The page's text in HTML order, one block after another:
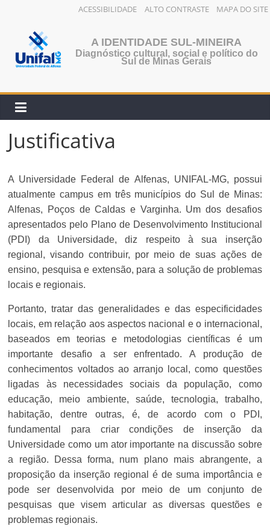
ACESSIBILIDADE ALTO CONTRASTE MAPA DO SITE
conteúdo
A IDENTIDADE SUL-MINEIRA
Diagnóstico cultural, social e político do
Sul de Minas Gerais
Justificativa
A Universidade Federal de Alfenas, UNIFAL-MG, possui
atualmente campus em três municípios do Sul de Minas:
Alfenas, Poços de Caldas e Varginha. Um dos desafios
apresentados pelo Plano de Desenvolvimento Institucional
(PDI) da Universidade, diz respeito à sua inserção
regional, visando contribuir, por meio de suas ações de
ensino, pesquisa e extensão, para a solução de problemas
locais e regionais.
Portanto, tratar das generalidades e das especificidades
locais, em relação aos aspectos nacional e o internacional,
baseados em teorias e metodologias científicas é um
importante desafio a ser enfrentado. A produção de
conhecimentos voltados ao arranjo local, como questões
ligadas às necessidades sociais da população, como
educação, meio ambiente, saúde, tecnologia, trabalho,
habitação, dentre outras, é, de acordo com o PDI,
fundamental para criar condições de inserção da
Universidade como um ator importante na discussão sobre
a região. Dessa forma, num plano mais abrangente, a
proposição da inserção regional é de suma importância e
pode ser desenvolvida por meio de um conjunto de
pesquisas que visem articular as diversas questões e
problemas regionais.